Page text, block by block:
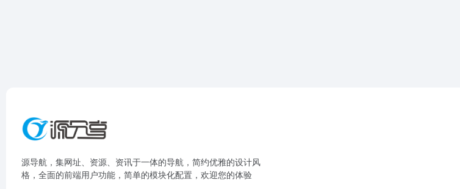
源导航，集网址、资源、资讯于一体的导航，简约优雅的设计风
格，全面的前端用户功能，简单的模块化配置，欢迎您的体验